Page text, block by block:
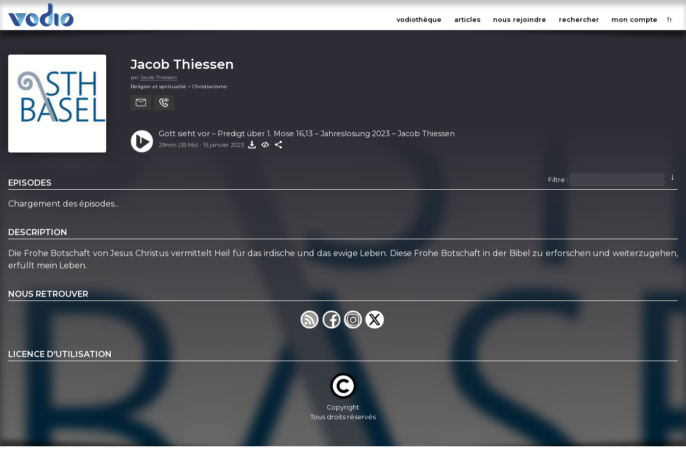
vodiothèque articles nous rejoindre rechercher mon compte
Jacob Thiessen
par Jacob Thiessen
Religion et spiritualité > Christianisme
Gott sieht vor – Predigt über 1. Mose 16,13 – Jahreslosung 2023 – Jacob Thiessen
29min (35 Mo) - 15 janvier 2023
EPISODES
↓
Filtre :
Chargement des épisodes...
DESCRIPTION
Die Frohe Botschaft von Jesus Christus vermittelt Heil für das irdische und das ewige Leben. Diese Frohe Botschaft in der Bibel zu erforschen und weiterzugehen,
erfüllt mein Leben.
NOUS RETROUVER
LICENCE D'UTILISATION
Copyright
Tous droits réservés